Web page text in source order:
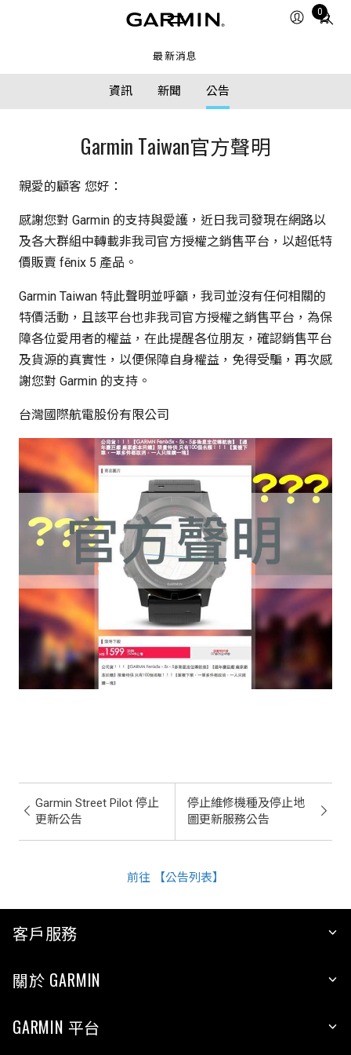
0
Total
items
最新消息
資訊 新聞 公告
Garmin Taiwan官方聲明
親愛的顧客 您好：
感謝您對 Garmin 的支持與愛護，近日我司發現在網路以
及各大群組中轉載非我司官方授權之銷售平台，以超低特
價販賣 fēnix 5 產品。
Garmin Taiwan 特此聲明並呼籲，我司並沒有任何相關的
特價活動，且該平台也非我司官方授權之銷售平台，為保
障各位愛用者的權益，在此提醒各位朋友，確認銷售平台
及貨源的真實性，以便保障自身權益，免得受騙，再次感
謝您對 Garmin 的支持。
台灣國際航電股份有限公司
Garmin Street Pilot 停止
更新公告
停止維修機種及停止地
圖更新服務公告
前往 【公告列表】
客戶服務
關於 GARMIN
GARMIN 平台